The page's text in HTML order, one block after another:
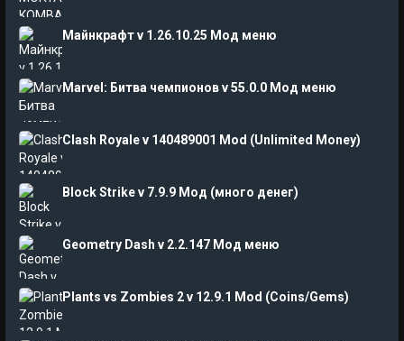
Майнкрафт v 1.26.10.25 Мод меню
Marvel: Битва чемпионов v 55.0.0 Мод меню
Clash Royale v 140489001 Mod (Unlimited Money)
Block Strike v 7.9.9 Мод (много денег)
Geometry Dash v 2.2.147 Мод меню
Plants vs Zombies 2 v 12.9.1 Mod (Coins/Gems)